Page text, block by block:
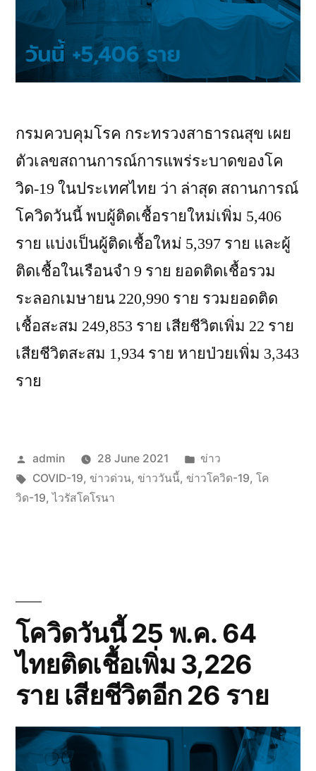
กรมควบคุมโรค กระทรวงสาธารณสุข เผย
ตัวเลขสถานการณ์การแพร่ระบาดของโค
วิด-19 ในประเทศไทย ว่า ล่าสุด สถานการณ์
โควิดวันนี้ พบผู้ติดเชื้อรายใหม่เพิ่ม 5,406
ราย แบ่งเป็นผู้ติดเชื้อใหม่ 5,397 ราย และผู้
ติดเชื้อในเรือนจำ 9 ราย ยอดติดเชื้อรวม
ระลอกเมษายน 220,990 ราย รวมยอดติด
เชื้อสะสม 249,853 ราย เสียชีวิตเพิ่ม 22 ราย
เสียชีวิตสะสม 1,934 ราย หายป่วยเพิ่ม 3,343
ราย
Posted
by
admin 28 June 2021
Posted
in
ข่าว
Tags:
COVID-19, ข่าวด่วน, ข่าววันนี้, ข่าวโควิด-19, โค
วิด-19,ไวรัสโคโรนา
โควิดวันนี้ 25 พ.ค. 64
ไทยติดเชื้อเพิ่ม 3,226
ราย เสียชีวิตอีก 26 ราย